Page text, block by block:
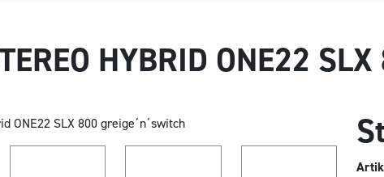
HYBRID ONE22